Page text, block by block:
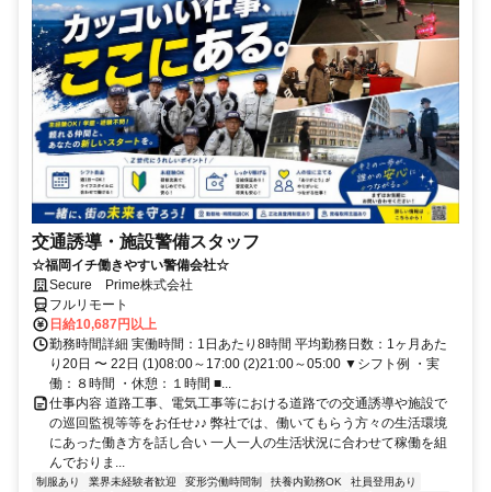
交通誘導・施設警備スタッフ
☆福岡イチ働きやすい警備会社☆
Secure Prime株式会社
フルリモート
日給10,687円以上
勤務時間詳細 実働時間：1日あたり8時間 平均勤務日数：1ヶ月あた
り20日 〜 22日 (1)08:00～17:00 (2)21:00～05:00 ▼シフト例 ・実
働：８時間 ・休憩：１時間 ■...
仕事内容 道路工事、電気工事等における道路での交通誘導や施設で
の巡回監視等等をお任せ♪♪ 弊社では、働いてもらう方々の生活環境
にあった働き方を話し合い 一人一人の生活状況に合わせて稼働を組
んでおりま...
制服あり 業界未経験者歓迎 変形労働時間制 扶養内勤務OK
社員登用あり